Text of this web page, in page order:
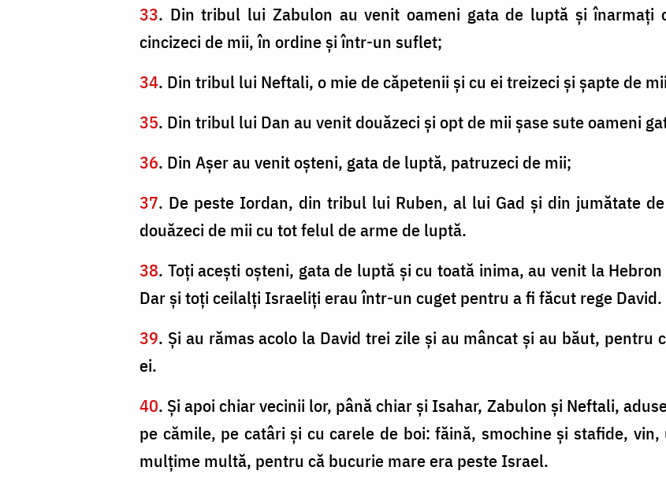
33. Din tribul lui Zabulon au venit oameni gata de luptă şi
cincizeci de mii, în ordine şi într-un suflet;
34. Din tribul lui Neftali, o mie de căpetenii şi cu ei treizeci şi şapte de
35. Din tribul lui Dan au venit douăzeci şi opt de mii şase sute oameni
36. Din Aşer au venit oşteni, gata de luptă, patruzeci de mii;
37. De peste Iordan, din tribul lui Ruben, al lui Gad şi din jumătate
douăzeci de mii cu tot felul de arme de luptă.
38. Toţi aceşti oşteni, gata de luptă şi cu toată inima, au venit la
Dar şi toţi ceilalţi Israeliţi erau într-un cuget pentru a fi făcut rege David.
39. Şi au rămas acolo la David trei zile şi au mâncat şi au băut,
ei.
40. Şi apoi chiar vecinii lor, până chiar şi Isahar, Zabulon şi Neftali,
pe cămile, pe catâri şi cu carele de boi: făină, smochine şi stafide,
mulţime multă, pentru că bucurie mare era peste Israel.